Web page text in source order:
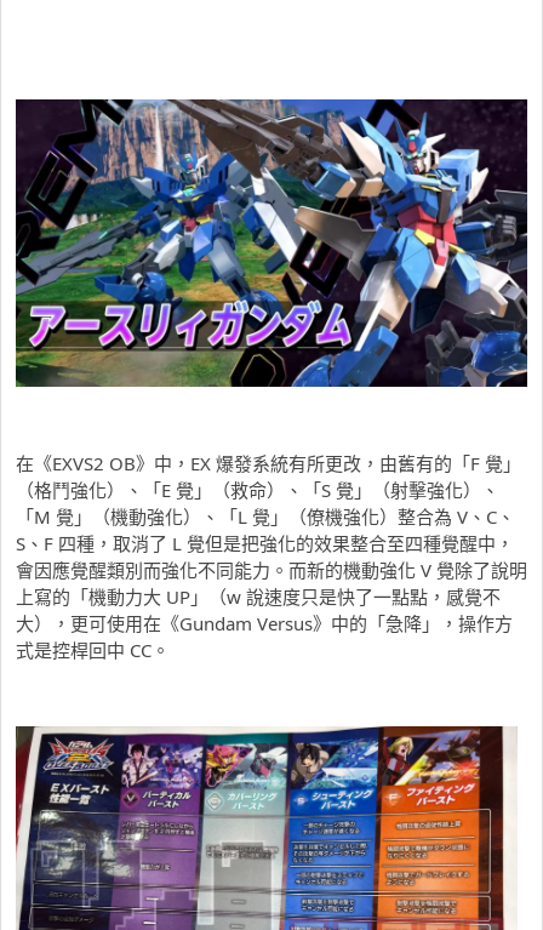
在《EXVS2 OB》中，EX 爆發系統有所更改，由舊有的「F 覺」
（格鬥強化）、「E 覺」（救命）、「S 覺」（射擊強化）、
「M 覺」（機動強化）、「L 覺」（僚機強化）整合為 V、C、
S、F 四種，取消了 L 覺但是把強化的效果整合至四種覺醒中，
會因應覺醒類別而強化不同能力。而新的機動強化 V 覺除了說明
上寫的「機動力大 UP」（w 說速度只是快了一點點，感覺不
大），更可使用在《Gundam Versus》中的「急降」，操作方
式是控桿回中 CC。